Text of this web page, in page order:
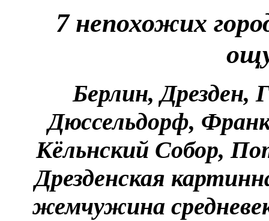
7 непохожих
Берлин, Дрезден,
Дюссельдорф,
Кёльнский Собор,
Дрезденская
жемчужина